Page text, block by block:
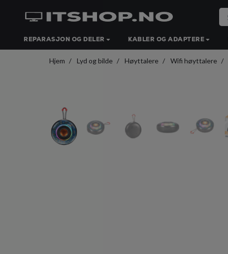
REPARASJON OG DELER KABLER OG ADAPTERE
Hjem Lyd og bilde Høyttalere Wifi høyttalere